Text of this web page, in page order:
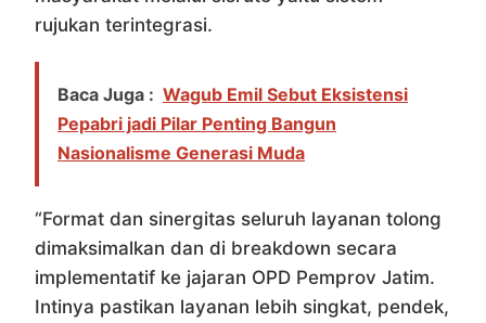
rujukan terintegrasi.
Baca Juga : Wagub Emil Sebut Eksistensi
Pepabri jadi Pilar Penting Bangun
Nasionalisme Generasi Muda
“Format dan sinergitas seluruh layanan tolong
dimaksimalkan dan di breakdown secara
implementatif ke jajaran OPD Pemprov Jatim.
Intinya pastikan layanan lebih singkat, pendek,